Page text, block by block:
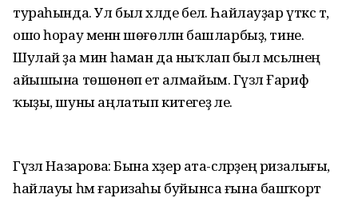
тураһында. Ул был хәлде белә. Һайлауҙар үткәс тә,
ошо һорау менән шөғөлләнә башларбыҙ, тине.
Шулай ҙа мин һаман да ныҡлап был мәсьәләнең
айышына төшөнөп етә алмайым. Гүзәл Ғариф
ҡыҙы, шуны аңлатып китегеҙ әле.
Гүзәл Назарова: Бына хәҙер ата-әсәләрҙең ризалығы,
һайлауы һәм ғаризаһы буйынса ғына башҡорт